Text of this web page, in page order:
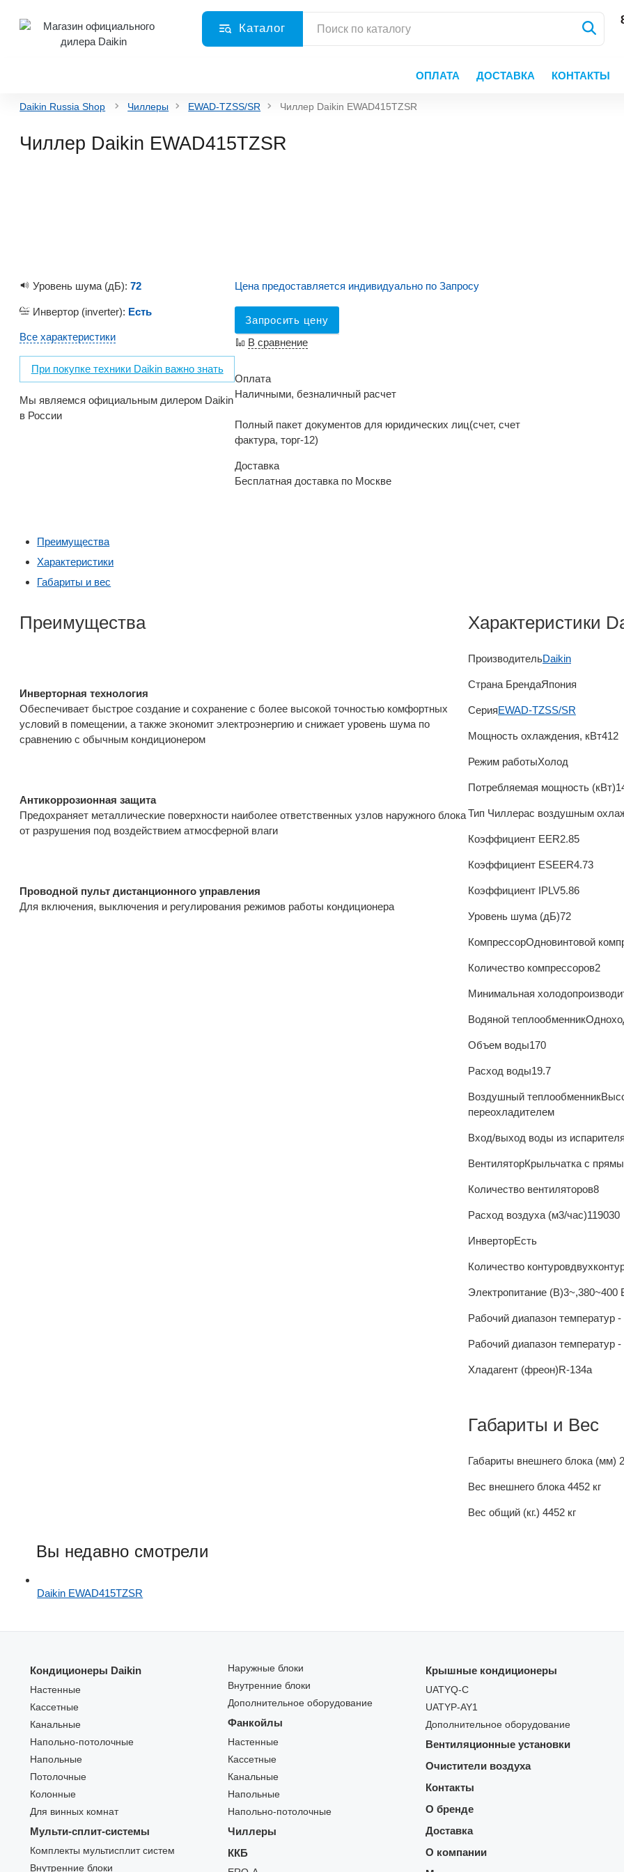
Каталог
ОПЛАТА ДОСТАВКА КОНТАКТЫ
Daikin Russia Shop Чиллеры EWAD-TZSS/SR Чиллер Daikin EWAD415TZSR
Чиллер Daikin EWAD415TZSR
Цена предоставляется индивидуально по Запросу
Запросить цену
В сравнение
Оплата
Наличными, безналичный расчет
Полный пакет документов для юридических лиц(счет, счет
фактура, торг-12)
Доставка
Бесплатная доставка по Москве
Уровень шума (дБ):72
Инвертор (inverter): Есть
Все характеристики
При покупке техники Daikin важно знать
Мы являемся официальным дилером Daikin
в России
Преимущества
Характеристики
Габариты и вес
Преимущества
Инверторная технология
Обеспечивает быстрое создание и сохранение с более высокой точностью комфортных
условий в помещении, а также экономит электроэнергию и снижает уровень шума по
сравнению с обычным кондиционером
Антикоррозионная защита
Предохраняет металлические поверхности наиболее ответственных узлов наружного блока
от разрушения под воздействием атмосферной влаги
Проводной пульт дистанционного управления
Для включения, выключения и регулирования режимов работы кондиционера
Характеристики
ПроизводительDaikin
Страна БрендаЯпония
СерияEWAD-TZSS/SR
Мощность охлаждения, кВт412
Режим работыХолод
Потребляемая мощность (кВт)
Тип Чиллерас воздушным
Коэффициент EER2.85
Коэффициент ESEER4.73
Коэффициент IPLV5.86
Уровень шума (дБ)72
КомпрессорОдновинтовой
Количество компрессоров2
Минимальная
Водяной теплообменник
Объем воды170
Расход воды19.7
Воздушный теплообменник
переохладителем
Вход/выход воды из
ВентиляторКрыльчатка с
Количество вентиляторов8
Расход воздуха (м3/час)119030
ИнверторЕсть
Количество контуров
Электропитание (В)3~,380~400
Рабочий диапазон температур
Рабочий диапазон температур
Хладагент (фреон)R-134a
Габариты и Вес
Габариты внешнего блока (мм)
Вес внешнего блока 4452 кг
Вес общий (кг.) 4452 кг
Вы недавно смотрели
Daikin EWAD415TZSR
Кондиционеры Daikin
Настенные
Кассетные
Канальные
Напольно-потолочные
Напольные
Потолочные
Колонные
Для винных комнат
Мульти-сплит-системы
Комплекты мультисплит систем
Внутренние блоки
Наружные блоки
Внутренние блоки
Дополнительное оборудование
Фанкойлы
Настенные
Кассетные
Канальные
Напольные
Напольно-потолочные
Чиллеры
ККБ
Крышные кондиционеры
UATYQ-C
UATYP-AY1
Дополнительное оборудование
Вентиляционные установки
Очистители воздуха
Контакты
О бренде
Доставка
О компании